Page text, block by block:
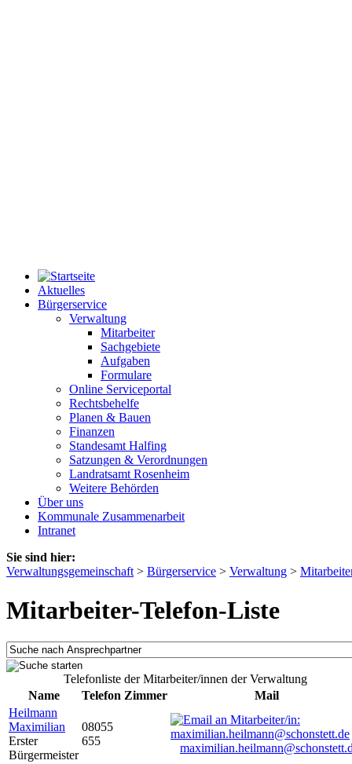
Aktuelles
Bürgerservice
Verwaltung
Mitarbeiter
Sachgebiete
Aufgaben
Formulare
Online Serviceportal
Rechtsbehelfe
Planen & Bauen
Finanzen
Standesamt Halfing
Satzungen & Verordnungen
Landratsamt Rosenheim
Weitere Behörden
Über uns
Kommunale Zusammenarbeit
Intranet
Sie sind hier:
Verwaltungsgemeinschaft > Bürgerservice > Verwaltung >
Mitarbeiter-Telefon-Liste
Telefonliste der Mitarbeiter/innen der Verwaltung
Name
Telefon Zimmer
Mail
Heilmann
Maximilian
Erster
Bürgermeister
08055
655